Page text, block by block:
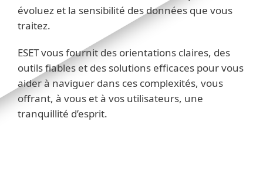
évoluez et la sensibilité des données que vous
traitez.
ESET vous fournit des orientations claires, des
outils fiables et des solutions efficaces pour vous
aider à naviguer dans ces complexités, vous
offrant, à vous et à vos utilisateurs, une
tranquillité d’esprit.